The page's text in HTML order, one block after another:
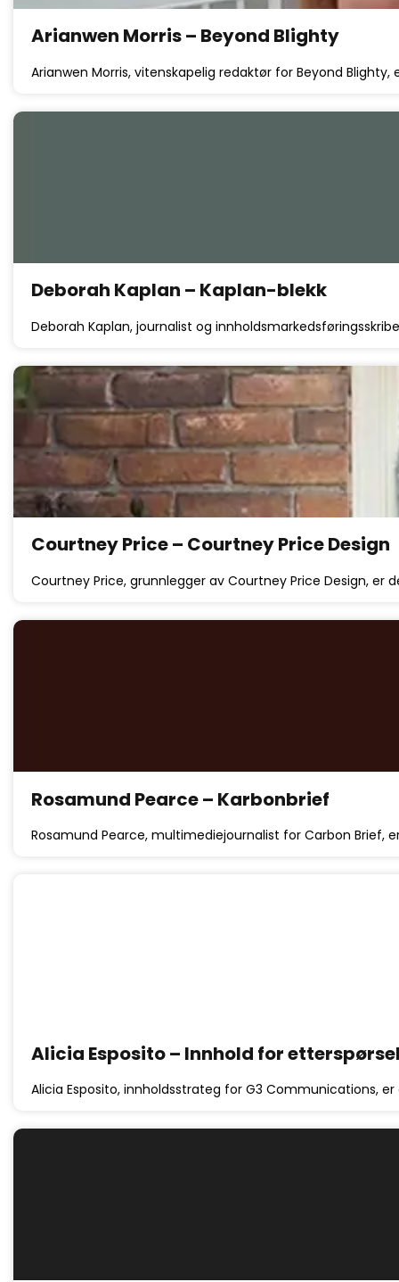
Arianwen Morris – Beyond Blighty
Arianwen Morris, vitenskapelig redaktør for Beyond
Deborah Kaplan – Kaplan-blekk
Deborah Kaplan, journalist og
Courtney Price – Courtney Price Design
Courtney Price, grunnlegger av Courtney Price Design, er
Rosamund Pearce – Karbonbrief
Rosamund Pearce, multimediejournalist for Carbon Brief,
Alicia Esposito – Innhold for
Alicia Esposito, innholdsstrateg for G3 Communications,